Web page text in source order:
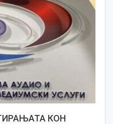
КОН